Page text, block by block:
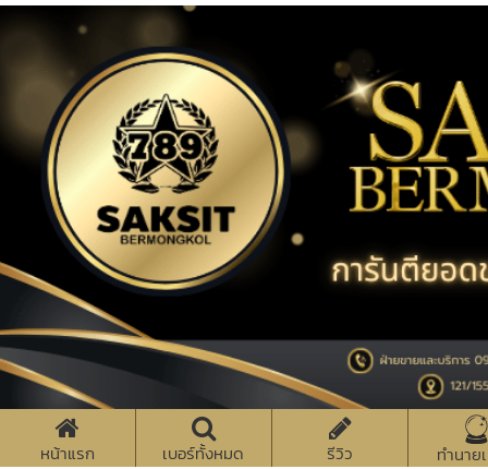
หน้าแรก เบอร์ทั้งหมด รีวิว
ทำนาย